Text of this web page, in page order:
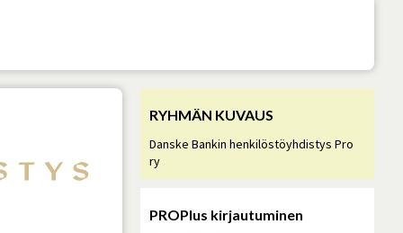
RYHMÄN KUVAUS
Danske Bankin henkilöstöyhdistys Pro
ry
PROPlus kirjautuminen